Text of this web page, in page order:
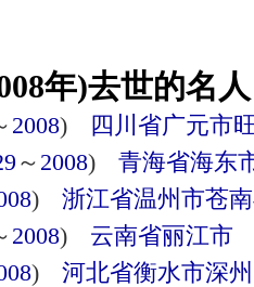
年)去世的名
2008) 四川省广元市
～ 2008) 青海省海东
) 浙江省温州市苍
2008) 云南省丽江市
) 河北省衡水市深州